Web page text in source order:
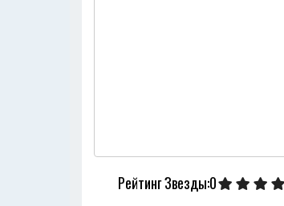
Рейтинг Звезды:0